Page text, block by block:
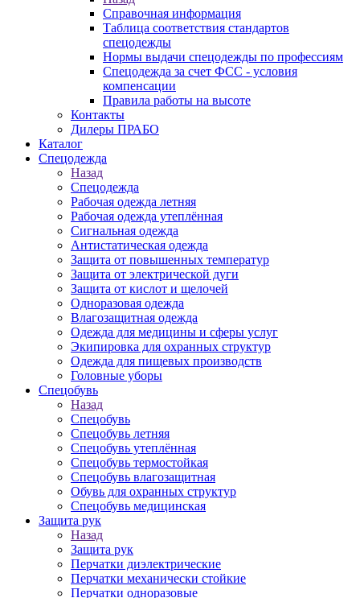
Справочная информация
Таблица соответствия стандартов
спецодежды
Нормы выдачи спецодежды по профессиям
Спецодежда за счет ФСС - условия
компенсации
Правила работы на высоте
Контакты
Дилеры ПРАБО
Каталог
Спецодежда
Назад
Спецодежда
Рабочая одежда летняя
Рабочая одежда утеплённая
Сигнальная одежда
Антистатическая одежда
Защита от повышенных температур
Защита от электрической дуги
Защита от кислот и щелочей
Одноразовая одежда
Влагозащитная одежда
Одежда для медицины и сферы услуг
Экипировка для охранных структур
Одежда для пищевых производств
Головные уборы
Спецобувь
Назад
Спецобувь
Спецобувь летняя
Спецобувь утеплённая
Спецобувь термостойкая
Спецобувь влагозащитная
Обувь для охранных структур
Спецобувь медицинская
Защита рук
Назад
Защита рук
Перчатки диэлектрические
Перчатки механически стойкие
Перчатки одноразовые